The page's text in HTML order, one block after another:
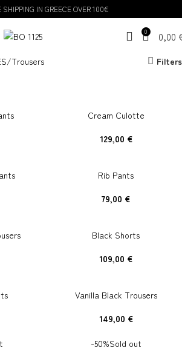
SHIPPING IN GREECE OVER 100€
0 0,00
Trousers Filters
Cream Culotte
129,00 €
Rib Pants
79,00 €
Black Shorts
109,00 €
Vanilla Black Trousers
149,00 €
-50%Sold out